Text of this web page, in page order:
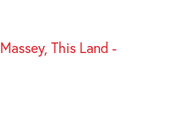
This Land -